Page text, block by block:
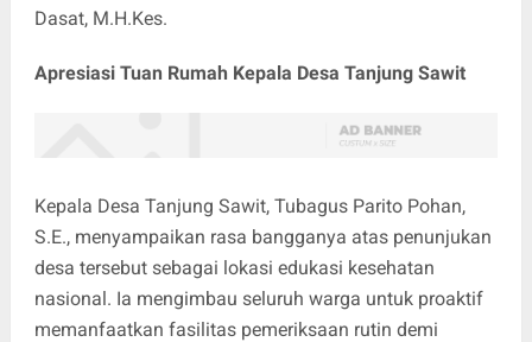
Dasat, M.H.Kes.
Apresiasi Tuan Rumah Kepala Desa Tanjung Sawit
Kepala Desa Tanjung Sawit, Tubagus Parito Pohan,
S.E., menyampaikan rasa bangganya atas penunjukan
desa tersebut sebagai lokasi edukasi kesehatan
nasional. Ia mengimbau seluruh warga untuk proaktif
memanfaatkan fasilitas pemeriksaan rutin demi